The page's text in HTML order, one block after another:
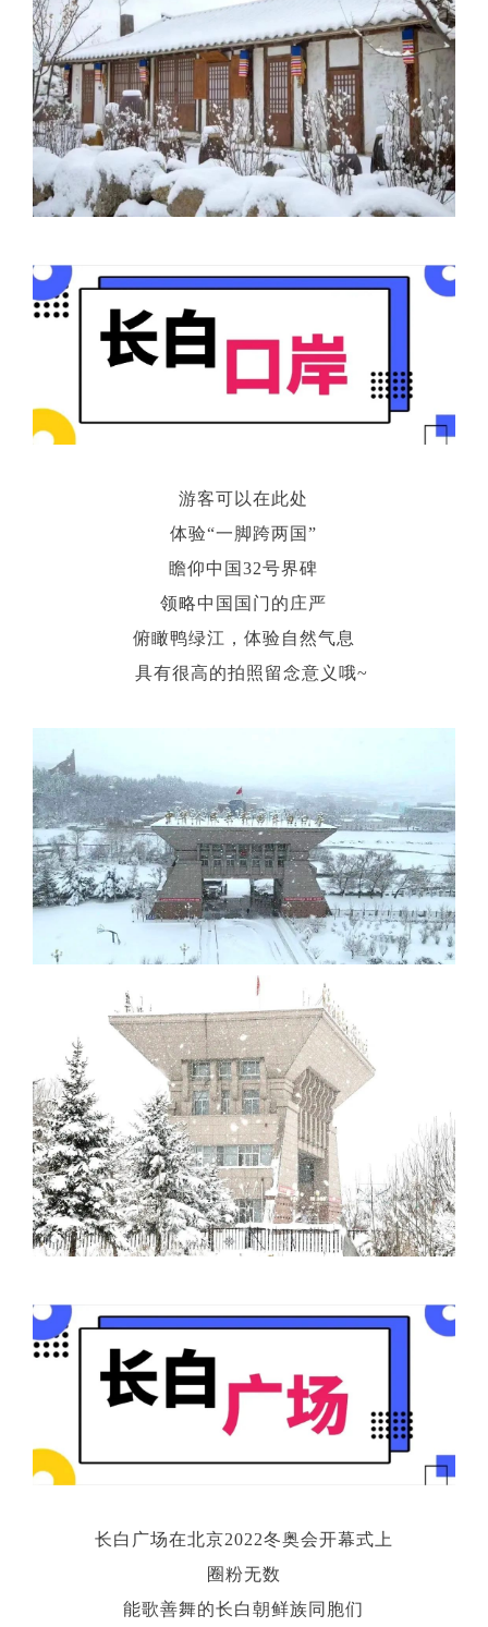
游客可以在此处
体验“一脚跨两国”
瞻仰中国32号界碑
领略中国国门的庄严
俯瞰鸭绿江，体验自然气息
具有很高的拍照留念意义哦~
长白广场在北京2022冬奥会开幕式上
圈粉无数
能歌善舞的长白朝鲜族同胞们